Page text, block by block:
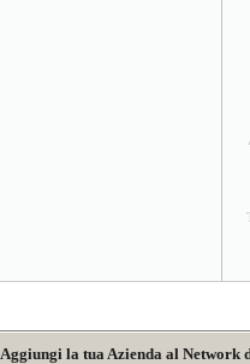
Aggiungi la tua Azienda al Network